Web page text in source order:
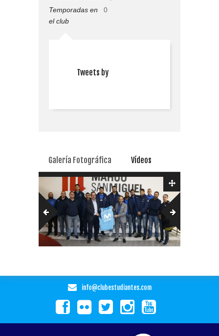
Temporadas en
el club
0
Tweets by
Galería Fotográfica Vídeos
info@clubestudiantes.com